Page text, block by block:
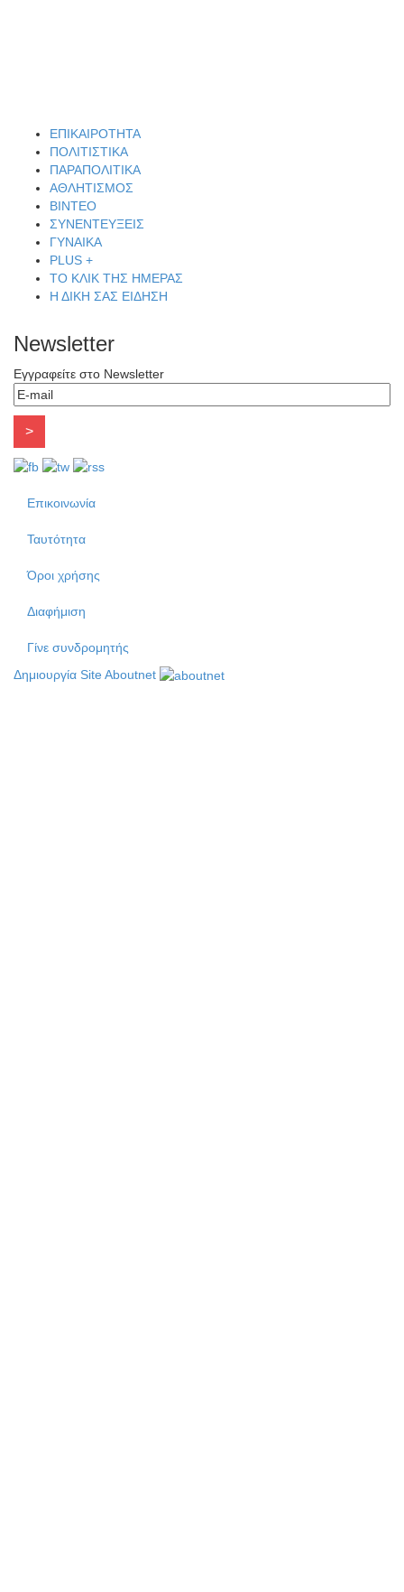
ΕΠΙΚΑΙΡΟΤΗΤΑ
ΠΟΛΙΤΙΣΤΙΚΑ
ΠΑΡΑΠΟΛΙΤΙΚΑ
ΑΘΛΗΤΙΣΜΟΣ
ΒΙΝΤΕΟ
ΣΥΝΕΝΤΕΥΞΕΙΣ
ΓΥΝΑΙΚΑ
PLUS +
ΤΟ ΚΛΙΚ ΤΗΣ ΗΜΕΡΑΣ
Η ΔΙΚΗ ΣΑΣ ΕΙΔΗΣΗ
Newsletter
Εγγραφείτε στο Newsletter
Επικοινωνία
Ταυτότητα
Όροι χρήσης
Διαφήμιση
Γίνε συνδρομητής
Δημιουργία Site Aboutnet